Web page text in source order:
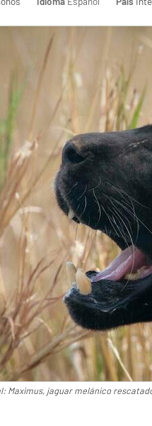
Maximus, jaguar melánico